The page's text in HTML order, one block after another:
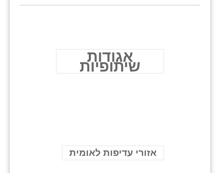
אגודות
שיתופיות
אזורי עדיפות לאומית